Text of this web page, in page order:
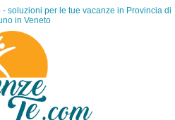
soluzioni per le tue vacanze in Provincia di
in Veneto